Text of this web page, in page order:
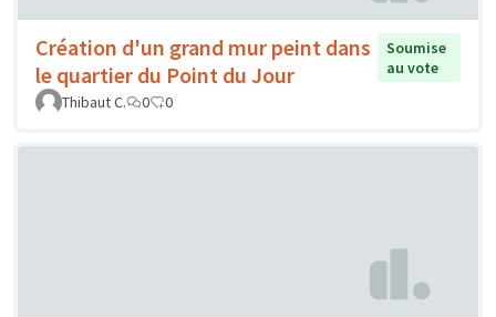
Création d'un grand mur peint dans
le quartier du Point du Jour
Soumise
au vote
Thibaut C.
0 0